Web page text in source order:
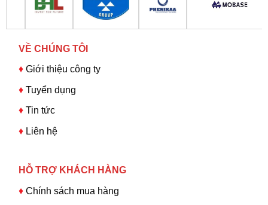
VỀ CHÚNG TÔI
♦ Giới thiệu công ty
♦Tuyển dụng
♦ Tin tức
♦ Liên hệ
HỖ TRỢ KHÁCH HÀNG
♦Chính sách mua hàng